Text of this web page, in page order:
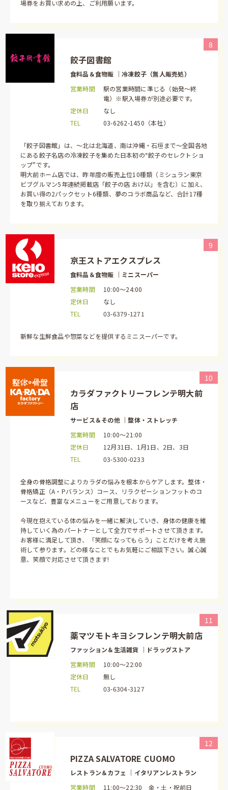
場券をお買い求めの上、ご利用願います。
8
餃子図書館
食料品＆食物販 ｜冷凍餃子（無人販売処）
営業時間
駅の営業時間に準じる（始発～終
電）※駅入場券が別途必要です。
定休日
なし
TEL
03-6262-1450（本社）
「餃子図書館」は、～北は北海道、南は沖縄・石垣まで～全国各地
にある餃子名店の冷凍餃子を集めた日本初の“餃子のセレクトショ
ップ”です。
明大前ホーム店では、昨年度の販売上位10種類（ミシュラン東京
ビブグルマン5年連続掲載店「餃子の店 おけ以」を含む）に加え、
お買い得の2パックセット6種類、夢のコラボ商品など、合計17種
を取り揃えております。
9
京王ストアエクスプレス
食料品＆食物販 ｜ミニスーパー
営業時間
10:00～24:00
定休日
なし
TEL
03-6379-1271
新鮮な生鮮食品や惣菜などを提供するミニスーパーです。
10
カラダファクトリーフレンテ明大前
店
サービス＆その他 ｜整体・ストレッチ
営業時間
10:00～21:00
定休日
12月31日、1月1日、2日、3日
TEL
03-5300-0233
全身の骨格調整によりカラダの悩みを根本からケアします。整体・
骨格矯正（A・Pバランス）コース、リラクゼーションフットのコ
ースなど、豊富なメニューをご用意しております。
今現在抱えている体の悩みを一緒に解決していき、身体の健康を維
持していく為のパートナーとして全力でサポートさせて頂きます。
お客様に満足して頂き、「笑顔になってもらう」ことだけを考え施
術して参ります。どの様なことでもお気軽にご相談下さい。誠心誠
意、笑顔で対応させて頂きます!
11
薬マツモトキヨシフレンテ明大前店
ファッション＆生活雑貨 ｜ドラッグストア
営業時間
10:00～22:00
定休日
無し
TEL
03-6304-3127
12
PIZZA SALVATORE CUOMO
レストラン＆カフェ ｜イタリアンレストラン
営業時間
11:00～22:30 金・土・祝前日